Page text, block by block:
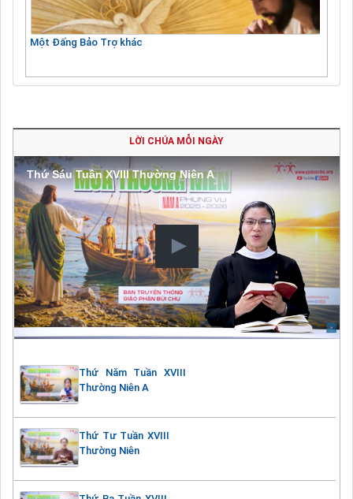
Một Đấng Bảo Trợ khác
LỜI CHÚA MỖI NGÀY
Thứ Sáu Tuần XVIII Thường Niên A
Thứ Năm Tuần XVIII
Thường Niên A
Thứ Tư Tuần XVIII
Thường Niên